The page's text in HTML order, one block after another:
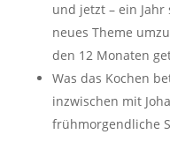
und jetzt – ein
neues Theme
den 12 Monaten
Was das Kochen
inzwischen mit
frühmorgendliche